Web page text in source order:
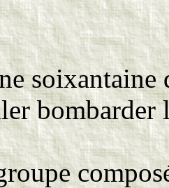
bombarder